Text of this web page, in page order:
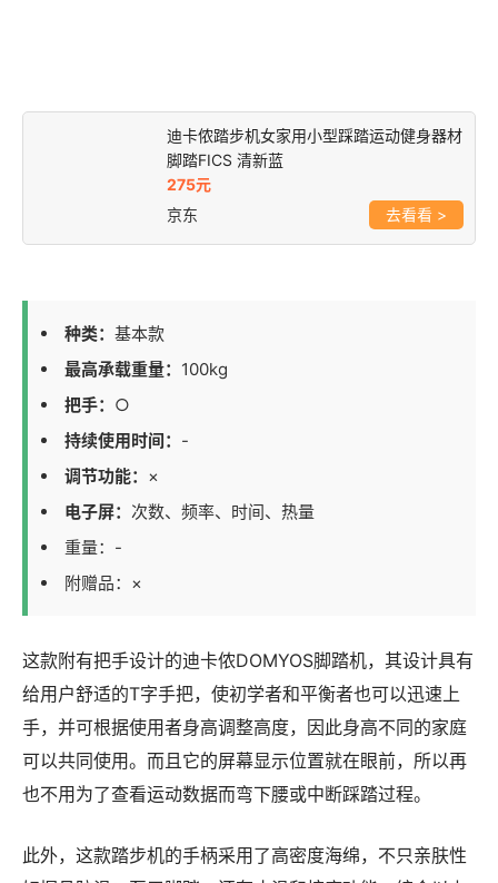
迪卡侬踏步机女家用小型踩踏运动健身器材
脚踏FICS 清新蓝
275元
京东
>
种类： 基本款
最高承载重量： 100kg
把手： ○
持续使用时间： -
调节功能： ×
电子屏： 次数、频率、时间、热量
重量：-
附赠品：×
这款附有把手设计的迪卡侬DOMYOS脚踏机，其设计具有
给用户舒适的T字手把，使初学者和平衡者也可以迅速上
手，并可根据使用者身高调整高度，因此身高不同的家庭
可以共同使用。而且它的屏幕显示位置就在眼前，所以再
也不用为了查看运动数据而弯下腰或中断踩踏过程。
此外，这款踏步机的手柄采用了高密度海绵，不只亲肤性